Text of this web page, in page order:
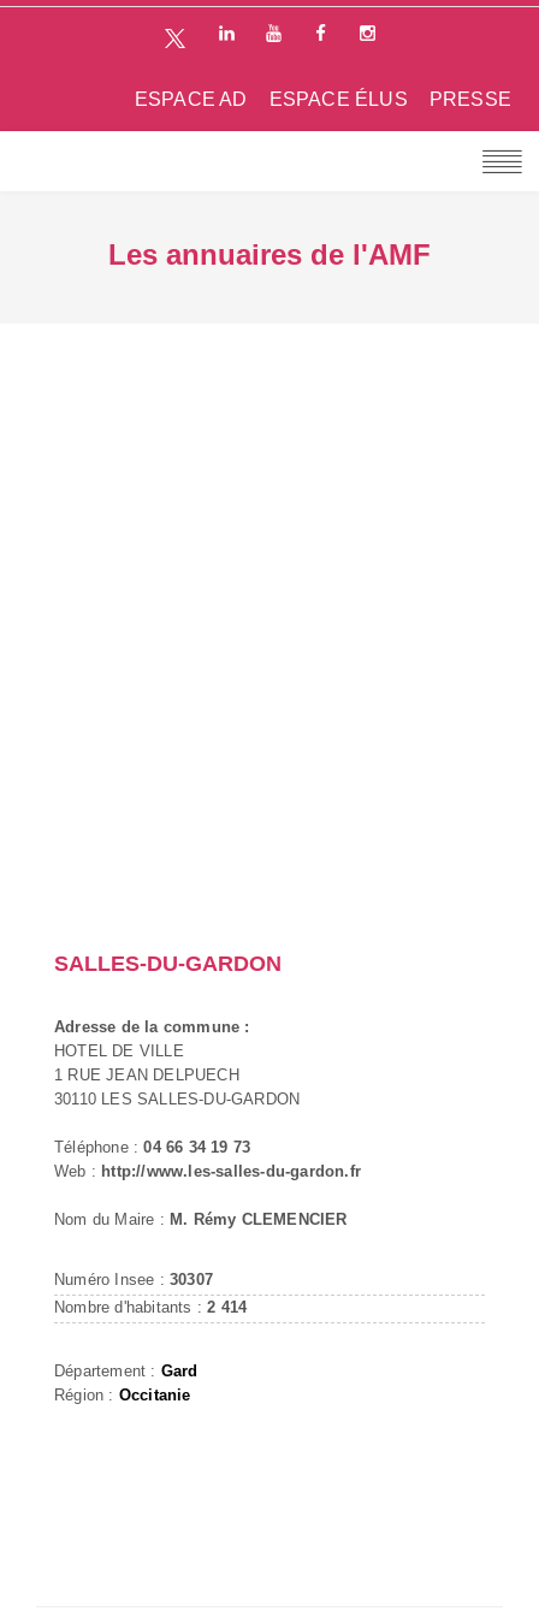
PRESSE
ESPACE ÉLUS
ESPACE AD
Les annuaires de l'AMF
SALLES-DU-GARDON
Adresse de la commune :
HOTEL DE VILLE
1 RUE JEAN DELPUECH
30110 LES SALLES-DU-GARDON
Téléphone :04 66 34 19 73
Web : http://www.les-salles-du-gardon.fr
Nom du Maire : M. Rémy CLEMENCIER
Numéro Insee : 30307
Nombre d'habitants :2 414
Département : Gard
Région : Occitanie